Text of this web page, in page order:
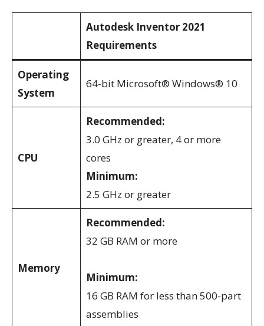
Autodesk Inventor 2021
Requirements
Operating
System
64-bit Microsoft® Windows® 10
CPU
Recommended:
3.0 GHz or greater, 4 or more
cores
Minimum:
2.5 GHz or greater
Memory
Recommended:
32 GB RAM or more
Minimum:
16 GB RAM for less than 500-part
assemblies